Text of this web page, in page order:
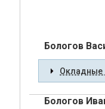
Бологов
Окладные
Бологов